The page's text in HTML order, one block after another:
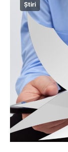
Știri